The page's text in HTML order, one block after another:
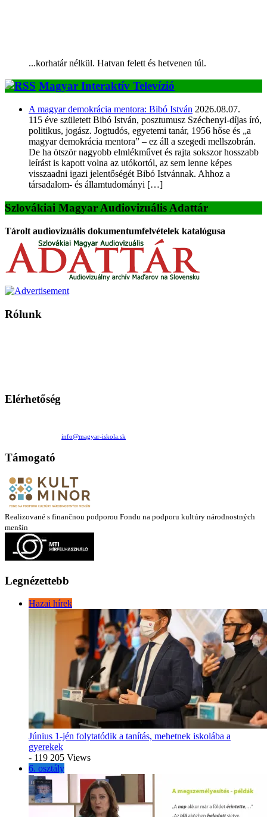
...korhatár nélkül. Hatvan felett és hetvenen túl.
Magyar Interaktív Televízió
A magyar demokrácia mentora: Bibó István 2026.08.07.
115 éve született Bibó István, posztumusz Széchenyi-díjas író,
politikus, jogász. Jogtudós, egyetemi tanár, 1956 hőse és „a
magyar demokrácia mentora” – ez áll a szegedi mellszobrán.
De ha ötször nagyobb elmlékművet és rajta sokszor hosszabb
leírást is kapott volna az utókortól, az sem lenne képes
visszaadni igazi jelentőségét Bibó Istvánnak. Ahhoz a
társadalom- és államtudományi […]
Szlovákiai Magyar Audiovizuális Adattár
Tárolt audiovizuális dokumentumfelvételek katalógusa
Rólunk
Elérhetőség
info@magyar-iskola.sk
Támogató
Realizované s finančnou podporou Fondu na podporu kultúry národnostných
menšín
Legnézettebb
Hazai hírek
Június 1-jén folytatódik a tanítás, mehetnek iskolába a
gyerekek
- 119 205 Views
6. osztály